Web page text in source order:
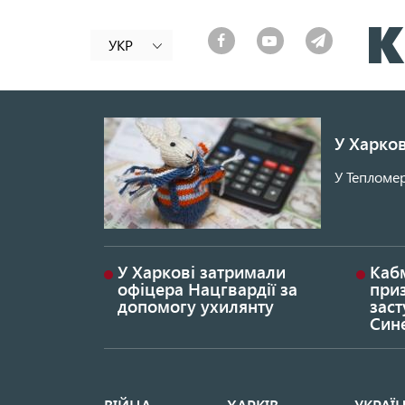
УКР
У
У
У Харкові затримали
офіцера Нацгвардії за
допомогу ухилянту